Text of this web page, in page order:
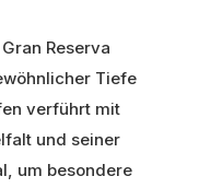
Reserva
Tiefe
verführt mit
und seiner
um besondere